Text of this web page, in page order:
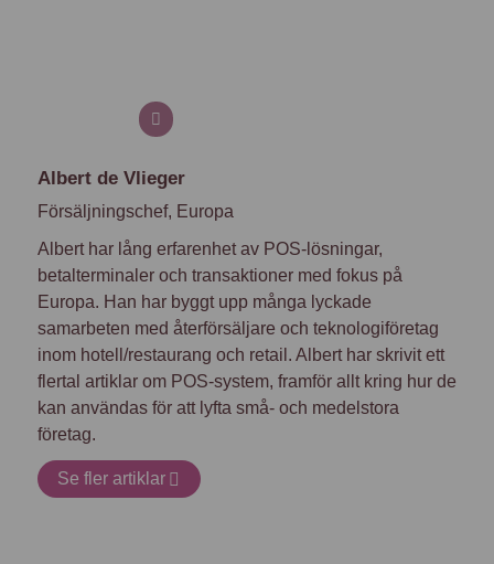
Albert de Vlieger
Försäljningschef, Europa
Albert har lång erfarenhet av POS-lösningar,
betalterminaler och transaktioner med fokus på
Europa. Han har byggt upp många lyckade
samarbeten med återförsäljare och teknologiföretag
inom hotell/restaurang och retail. Albert har skrivit ett
flertal artiklar om POS-system, framför allt kring hur de
kan användas för att lyfta små- och medelstora
företag.
Se fler artiklar